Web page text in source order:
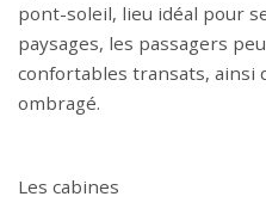
pont-soleil, lieu idéal pour
paysages, les passagers
confortables transats, ainsi
ombragé.
Les cabines